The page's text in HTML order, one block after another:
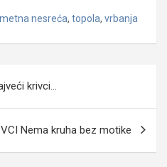
nesreća, topola, vrbanja
krivci…
Nema kruha bez motike